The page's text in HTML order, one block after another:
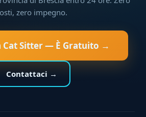
zero impegno.
Cat Sitter — È Gratuito →
Contattaci →